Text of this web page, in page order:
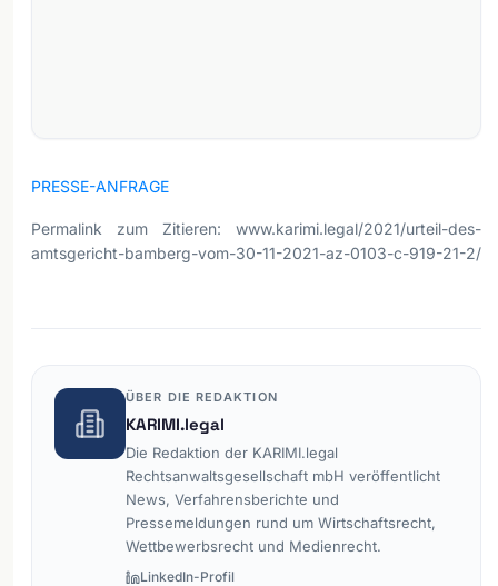
PRESSE-ANFRAGE
Permalink zum Zitieren: www.karimi.legal/2021/urteil-des-
amtsgericht-bamberg-vom-30-11-2021-az-0103-c-919-21-2/
ÜBER DIE REDAKTION
KARIMI.legal
Die Redaktion der KARIMI.legal
Rechtsanwaltsgesellschaft mbH veröffentlicht
News, Verfahrensberichte und
Pressemeldungen rund um Wirtschaftsrecht,
Wettbewerbsrecht und Medienrecht.
LinkedIn-Profil